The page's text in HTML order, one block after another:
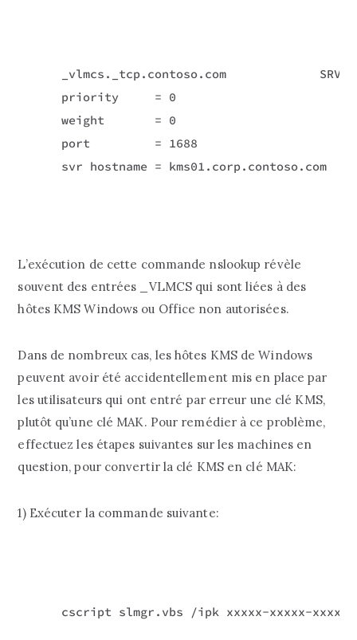
_vlmcs._tcp.contoso.com             SRV
priority     = 0
weight       = 0
port         = 1688
svr hostname = kms01.corp.contoso.com
L’exécution de cette commande nslookup révèle
souvent des entrées _VLMCS qui sont liées à des
hôtes KMS Windows ou Office non autorisées.
Dans de nombreux cas, les hôtes KMS de Windows
peuvent avoir été accidentellement mis en place par
les utilisateurs qui ont entré par erreur une clé KMS,
plutôt qu’une clé MAK. Pour remédier à ce problème,
effectuez les étapes suivantes sur les machines en
question, pour convertir la clé KMS en clé MAK:
1) Exécuter la commande suivante:
cscript slmgr.vbs /ipk xxxxx-xxxxx-xxxxx-